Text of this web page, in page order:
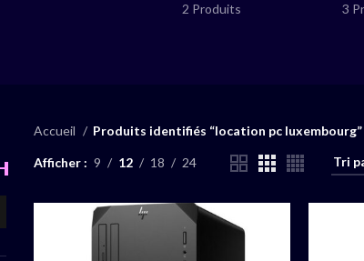
2 Produits
3
Accueil Produits identifiés “location pc luxembourg”
Afficher 9 12 18 24